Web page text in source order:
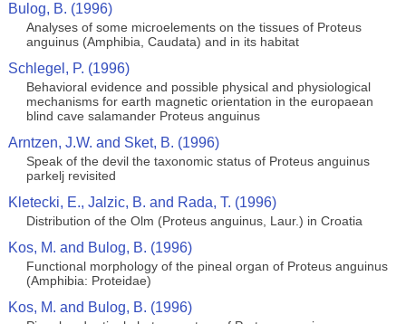
Bulog, B. (1996)
Analyses of some microelements on the tissues of Proteus
anguinus (Amphibia, Caudata) and in its habitat
Schlegel, P. (1996)
Behavioral evidence and possible physical and physiological
mechanisms for earth magnetic orientation in the europaean
blind cave salamander Proteus anguinus
Arntzen, J.W. and Sket, B. (1996)
Speak of the devil the taxonomic status of Proteus anguinus
parkelj revisited
Kletecki, E., Jalzic, B. and Rada, T. (1996)
Distribution of the Olm (Proteus anguinus, Laur.) in Croatia
Kos, M. and Bulog, B. (1996)
Functional morphology of the pineal organ of Proteus anguinus
(Amphibia: Proteidae)
Kos, M. and Bulog, B. (1996)